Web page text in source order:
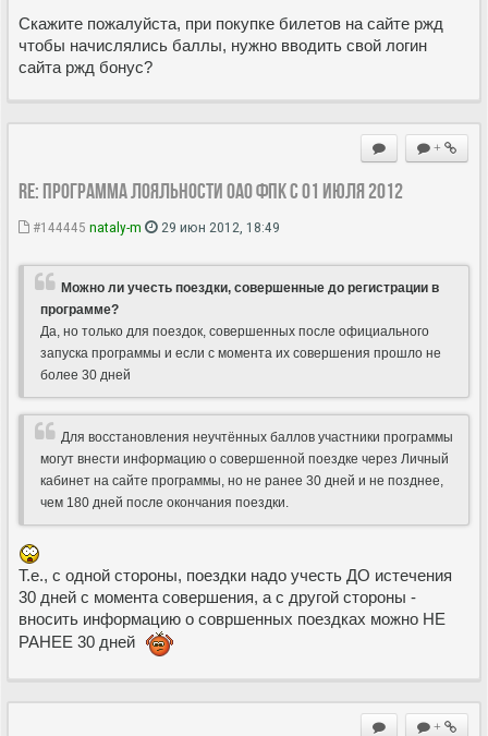
Скажите пожалуйста, при покупке билетов на сайте ржд
чтобы начислялись баллы, нужно вводить свой логин
сайта ржд бонус?
+
Re: Программа лояльности ОАО ФПК с 01 июля 2012
#144445 nataly-m 29 июн 2012, 18:49
Можно ли учесть поездки, совершенные до регистрации в
программе?
Да, но только для поездок, совершенных после официального
запуска программы и если с момента их совершения прошло не
более 30 дней
Для восстановления неучтённых баллов участники программы
могут внести информацию о совершенной поездке через Личный
кабинет на сайте программы, но не ранее 30 дней и не позднее,
чем 180 дней после окончания поездки.
Т.е., с одной стороны, поездки надо учесть ДО истечения
30 дней с момента совершения, а с другой стороны -
вносить информацию о совршенных поездках можно НЕ
РАНЕЕ 30 дней
+